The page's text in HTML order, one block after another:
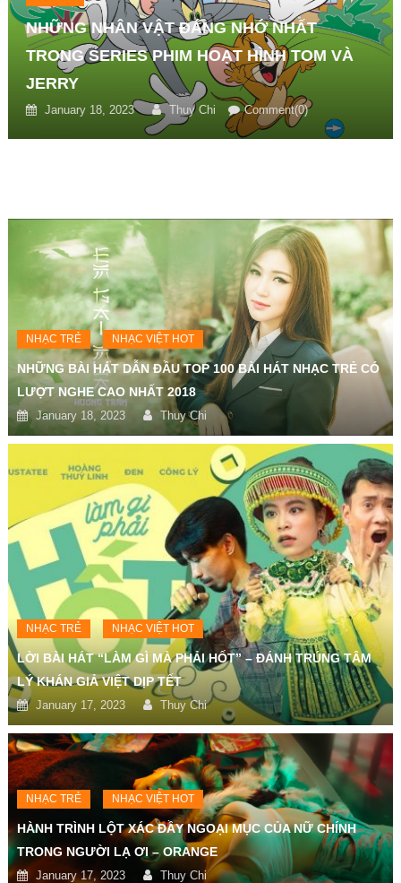
NHỮNG NHÂN VẬT ĐÁNG NHỚ NHẤT
TRONG SERIES PHIM HOẠT HÌNH TOM VÀ
JERRY
January 18, 2023 Thuy Chi Comment(0)
NHẠC TRẺ NHẠC VIỆT HOT
NHỮNG BÀI HÁT DẪN ĐẦU TOP 100 BÀI HÁT NHẠC TRẺ CÓ
LƯỢT NGHE CAO NHẤT 2018
January 18, 2023 Thuy Chi
NHẠC TRẺ NHẠC VIỆT HOT
LỜI BÀI HÁT “LÀM GÌ MÀ PHẢI HỐT” – ĐÁNH TRÚNG TÂM
LÝ KHÁN GIẢ VIỆT DỊP TẾT
January 17, 2023 Thuy Chi
NHẠC TRẺ NHẠC VIỆT HOT
HÀNH TRÌNH LỘT XÁC ĐẦY NGOẠI MỤC CỦA NỮ CHÍNH
TRONG NGƯỜI LẠ ƠI – ORANGE
January 17, 2023 Thuy Chi